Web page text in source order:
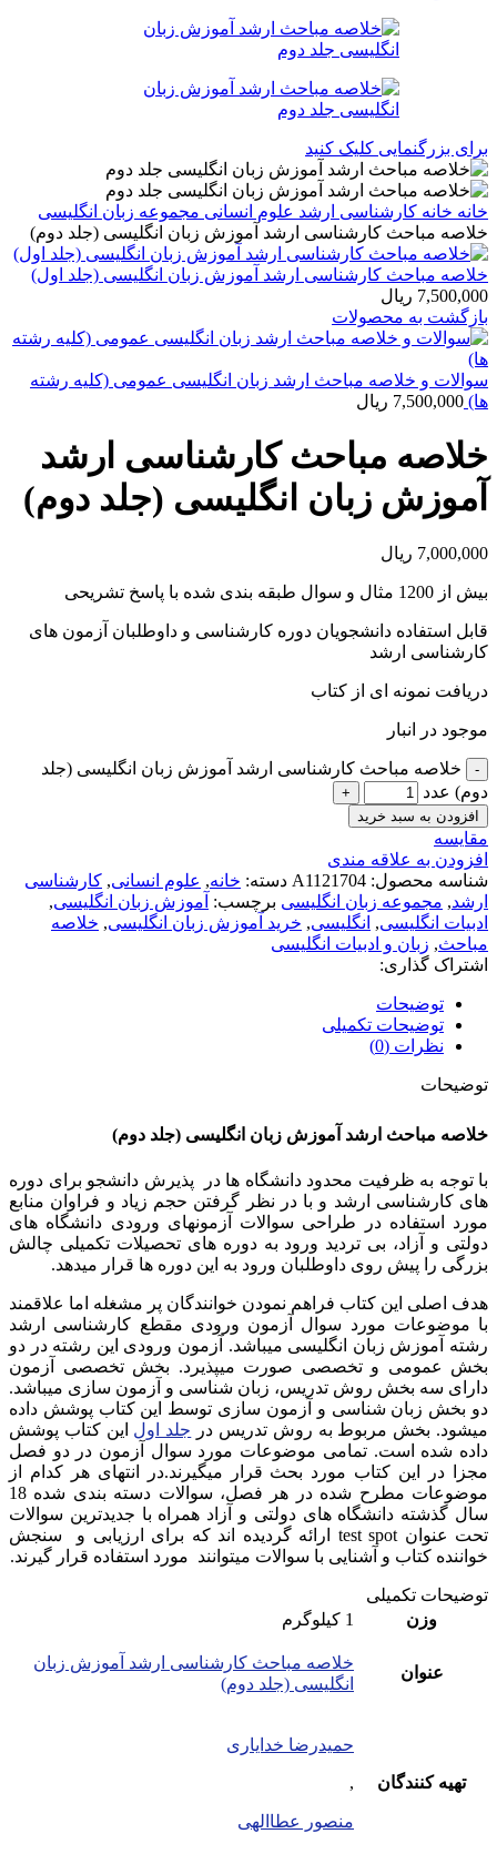
برای بزرگنمایی کلیک کنید
خانه خانه کارشناسی ارشد علوم انسانی مجموعه زبان انگلیسی
خلاصه مباحث کارشناسی ارشد آموزش زبان انگلیسی (جلد دوم)
خلاصه مباحث کارشناسی ارشد آموزش زبان انگلیسی (جلد اول)
7,500,000 ریال
بازگشت به محصولات
سوالات و خلاصه مباحث ارشد زبان انگلیسی عمومی (کلیه رشته
ها) 7,500,000 ریال
خلاصه مباحث کارشناسی ارشد
آموزش زبان انگلیسی (جلد دوم)
7,000,000 ریال
بیش از 1200 مثال و سوال طبقه بندی شده با پاسخ تشریحی
قابل استفاده دانشجویان دوره کارشناسی و داوطلبان آزمون های
کارشناسی ارشد
دریافت نمونه ای از کتاب
موجود در انبار
خلاصه مباحث کارشناسی ارشد آموزش زبان انگلیسی (جلد
دوم) عدد
افزودن به سبد خرید
مقايسه
افزودن به علاقه مندی
شناسه محصول: A1121704 دسته: خانه, علوم انسانی, کارشناسی
ارشد, مجموعه زبان انگلیسی برچسب: آموزش زبان انگلیسی,
ادبیات انگلیسی, انگلیسی, خرید آموزش زبان انگلیسی, خلاصه
مباحث, زبان و ادبیات انگلیسی
اشتراک گذاری:
توضیحات
توضیحات تکمیلی
نظرات (0)
توضیحات
خلاصه مباحث ارشد آموزش زبان انگلیسی (جلد دوم)
با توجه به ظرفیت محدود دانشگاه ها در پذیرش دانشجو برای دوره
های کارشناسی ارشد و با در نظر گرفتن حجم زیاد و فراوان منابع
مورد استفاده در طراحی سوالات آزمونهای ورودی دانشگاه های
دولتی و آزاد، بی تردید ورود به دوره های تحصیلات تکمیلی چالش
بزرگی را پیش روی داوطلبان ورود به این دوره ها قرار میدهد.
هدف اصلی این کتاب فراهم نمودن خوانندگان پر مشغله اما علاقمند
با موضوعات مورد سوال آزمون ورودی مقطع کارشناسی ارشد
رشته آموزش زبان انگلیسی میباشد. آزمون ورودی این رشته در دو
بخش عمومی و تخصصی صورت میپذیرد. بخش تخصصی آزمون
دارای سه بخش روش تدریس، زبان شناسی و آزمون سازی میباشد.
دو بخش زبان شناسی و آزمون سازی توسط این کتاب پوشش داده
میشود. بخش مربوط به روش تدریس در جلد اول این کتاب پوشش
داده شده است. تمامی موضوعات مورد سوال آزمون در دو فصل
مجزا در این کتاب مورد بحث قرار میگیرند.در انتهای هر کدام از
موضوعات مطرح شده در هر فصل، سوالات دسته بندی شده 18
سال گذشته دانشگاه های دولتی و آزاد همراه با جدیدترین سوالات
تحت عنوان test spot ارائه گردیده اند که برای ارزیابی و سنجش
خواننده کتاب و آشنایی با سوالات میتوانند مورد استفاده قرار گیرند.
توضیحات تکمیلی
وزن
1 کیلوگرم
عنوان
خلاصه مباحث کارشناسی ارشد آموزش زبان
انگلیسی (جلد دوم)
تهیه کنندگان
حمیدرضا خدایاری
,
منصور عطاالهی